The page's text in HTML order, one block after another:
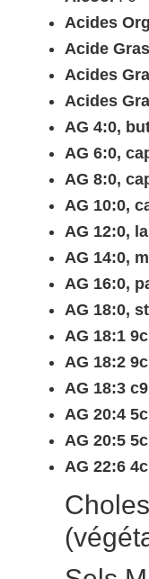
Acides
Acide
Acides
Acides
AG 4:0,
AG 6:0,
AG 8:0,
AG 10:0,
AG 12:0,
AG 14:0,
AG 16:0,
AG 18:0,
AG 18:1
AG 18:2
AG 18:3
AG 20:4
AG 20:5
AG 22:6